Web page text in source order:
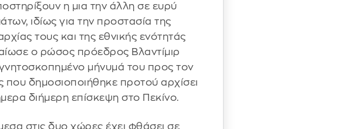
η μια την άλλη σε ευρύ
ιδίως για την προστασία της
τους και της εθνικής ενότητάς
ο ρώσος πρόεδρος Βλαντίμιρ
μήνυμά του προς τον
που δημοσιοποιήθηκε προτού αρχίσει
διήμερη επίσκεψη στο Πεκίνο.
στις δυο χώρες έχει φθάσει σε